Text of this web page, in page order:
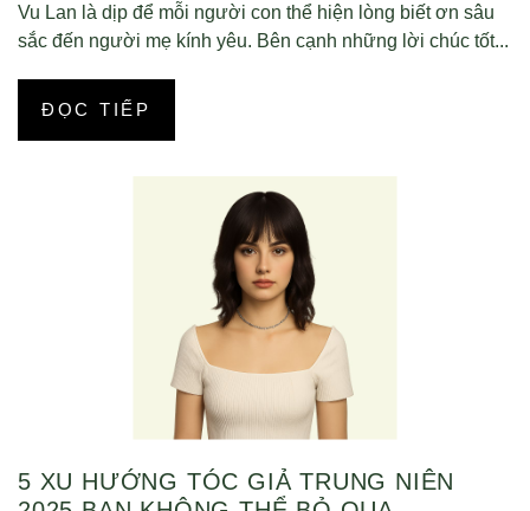
Vu Lan là dịp để mỗi người con thể hiện lòng biết ơn sâu
sắc đến người mẹ kính yêu. Bên cạnh những lời chúc tốt...
ĐỌC TIẾP
5 XU HƯỚNG TÓC GIẢ TRUNG NIÊN